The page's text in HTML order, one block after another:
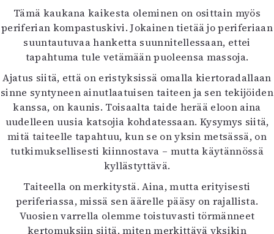
Tämä kaukana kaikesta oleminen on osittain myös
periferian kompastuskivi. Jokainen tietää jo periferiaan
suuntautuvaa hanketta suunnitellessaan, ettei
tapahtuma tule vetämään puoleensa massoja.
Ajatus siitä, että on eristyksissä omalla kiertoradallaan
sinne syntyneen ainutlaatuisen taiteen ja sen tekijöiden
kanssa, on kaunis. Toisaalta taide herää eloon aina
uudelleen uusia katsojia kohdatessaan. Kysymys siitä,
mitä taiteelle tapahtuu, kun se on yksin metsässä, on
tutkimuksellisesti kiinnostava – mutta käytännössä
kyllästyttävä.
Taiteella on merkitystä. Aina, mutta erityisesti
periferiassa, missä sen äärelle pääsy on rajallista.
Vuosien varrella olemme toistuvasti törmänneet
kertomuksiin siitä, miten merkittävä yksikin